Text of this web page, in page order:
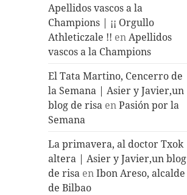
Apellidos vascos a la
Champions | ¡¡ Orgullo
Athleticzale !! enApellidos
vascos a la Champions
El Tata Martino, Cencerro de
la Semana | Asier y Javier,un
blog de risa enPasión por la
Semana
La primavera, al doctor Txok
altera | Asier y Javier,un blog
de risa enIbon Areso, alcalde
de Bilbao